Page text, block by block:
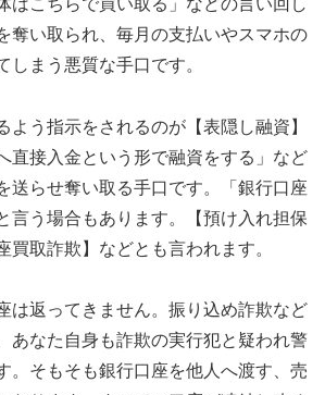
奪い取られ、毎月の支払いやスマホの
しまう悪質な手口です。
よう指示をされるのが【表隠し融資】
直接入金という形で融資をする」など
送らせ奪い取る手口です。「銀行口座
言う場合もあります。【預け入れ担保
買取詐欺】などとも言われます。
は返ってきません。振り込め詐欺など
あなた自身も詐欺の実行犯と疑われ警
。そもそも銀行口座を他人へ渡す、売